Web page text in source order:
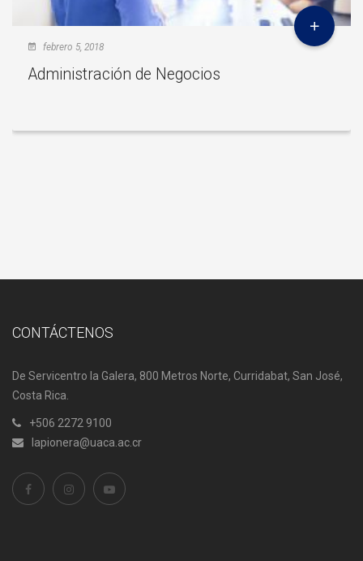
febrero 5, 2018
Administración de Negocios
CONTÁCTENOS
De Servicentro la Galera, 800 Metros Norte, Curridabat, San José,
Costa Rica.
+506 2272 9100
lapionera@uaca.ac.cr